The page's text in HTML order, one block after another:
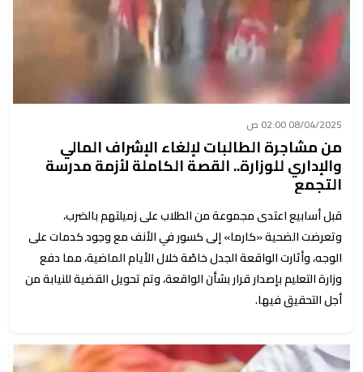
08/04/2025 02:00 ص
من مشاجرة الطالبات لإلغاء الإشراف المالي
والإداري للوزارة.. القصة الكاملة لأزمة مدرسة
التجمع
قبل أسابيع اعتدى مجموعة من الطلاب على زميلتهم بالضرب،
وتعرضت الضحية «كارما» إلى كسور في الأنف مع وجود كدمات على
الوجه، وأثارت الواقعة الجدل خاصًة خلال الأيام الماضية، مما دفع
وزارة التعليم بإصدار قرار بشأن الواقعة، وتم تحويل القضية للنيابة من
أجل التحقيق فيها.